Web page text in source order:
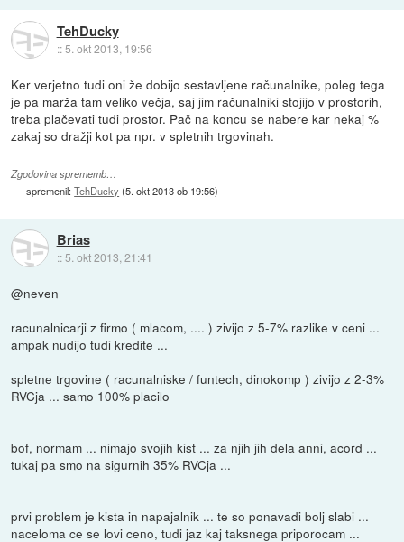
TehDucky
::5. okt 2013, 19:56
Ker verjetno tudi oni že dobijo sestavljene računalnike, poleg tega
je pa marža tam veliko večja, saj jim računalniki stojijo v prostorih,
treba plačevati tudi prostor. Pač na koncu se nabere kar nekaj %
zakaj so dražji kot pa npr. v spletnih trgovinah.
Zgodovina sprememb…
spremenil:TehDucky (5. okt 2013 ob 19:56)
Brias
:: 5. okt 2013, 21:41
@neven
racunalnicarji z firmo ( mlacom, .... ) zivijo z 5-7% razlike v ceni ...
ampak nudijo tudi kredite ...
spletne trgovine ( racunalniske / funtech, dinokomp ) zivijo z 2-3%
RVCja ... samo 100% placilo
bof, normam ... nimajo svojih kist ... za njih jih dela anni, acord ...
tukaj pa smo na sigurnih 35% RVCja ...
prvi problem je kista in napajalnik ... te so ponavadi bolj slabi ...
naceloma ce se lovi ceno, tudi jaz kaj taksnega priporocam ...